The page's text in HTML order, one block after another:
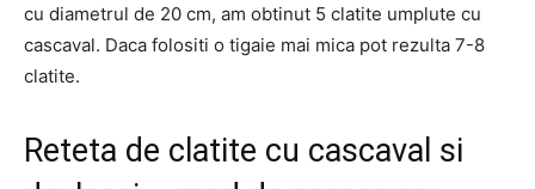
cu diametrul de 20 cm, am obtinut 5 clatite umplute cu
cascaval. Daca folositi o tigaie mai mica pot rezulta 7-8
clatite.
Reteta de clatite cu cascaval si